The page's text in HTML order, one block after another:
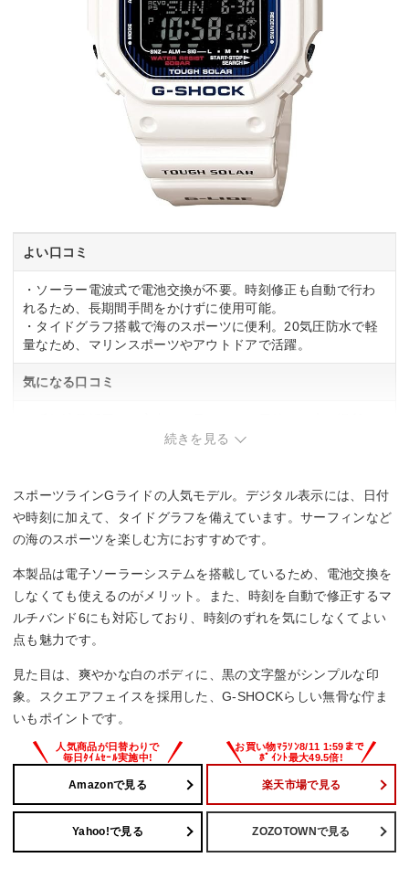
よい口コミ
・ソーラー電波式で電池交換が不要。時刻修正も自動で行わ
れるため、長期間手間をかけずに使用可能。
・タイドグラフ搭載で海のスポーツに便利。20気圧防水で軽
量なため、マリンスポーツやアウトドアで活躍。
気になる口コミ
は視認性が落ちる傾向。続きを見る
スポーツラインGライドの人気モデル。デジタル表示には、日付
や時刻に加えて、タイドグラフを備えています。サーフィンなど
の海のスポーツを楽しむ方におすすめです。
本製品は電子ソーラーシステムを搭載しているため、電池交換を
しなくても使えるのがメリット。また、時刻を自動で修正するマ
ルチバンド6にも対応しており、時刻のずれを気にしなくてよい
点も魅力です。
見た目は、爽やかな白のボディに、黒の文字盤がシンプルな印
象。スクエアフェイスを採用した、G-SHOCKらしい無骨な佇ま
いもポイントです。
Amazonで見る 楽天市場で見る
Yahoo!で見る ZOZOTOWNで見る